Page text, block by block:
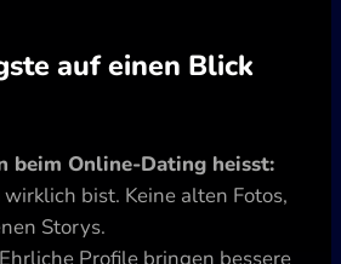
auf einen Blick
beim Online-Dating heisst:
bist. Keine alten Fotos,
Storys.
Ehrliche Profile bringen bessere